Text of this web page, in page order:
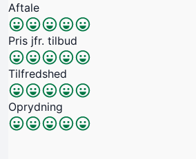
Aftale
Pris jfr. tilbud
Tilfredshed
Oprydning